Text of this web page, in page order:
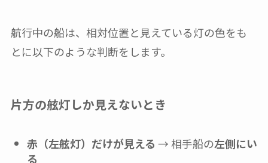
航行中の船は、相対位置と見えている灯の色をも
とに以下のような判断をします。
片方の舷灯しか見えないとき
赤（左舷灯）だけが見える → 相手船の左側にい
る